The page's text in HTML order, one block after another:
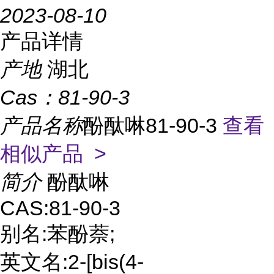
2023-08-10
产品详情
产地 湖北
Cas： 81-90-3
产品名称酚酞啉81-90-3 查看
相似产品 >
简介 酚酞啉
CAS:81-90-3
别名:苯酚萘;
英文名:2-[bis(4-